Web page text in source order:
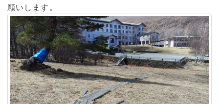
願いします。